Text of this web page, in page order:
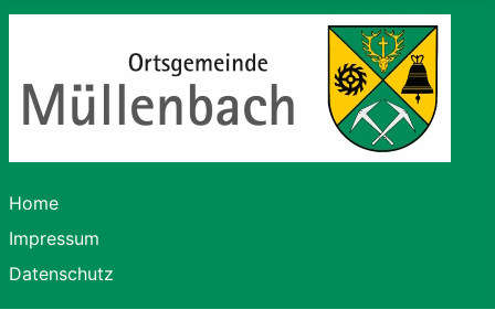
Home
Impressum
Datenschutz